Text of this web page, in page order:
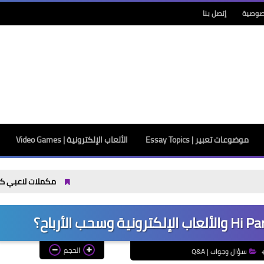
إتصل بنا
موضوعات تعبير | Essay Topics الألعاب الإلكترونية | Video Games
مكملات لاعبي كرة القدم: 7 اختيارات تدعم الطاقة والتعافي قبل وبعد التمرين
سؤال وجواب | Q&A الحجم